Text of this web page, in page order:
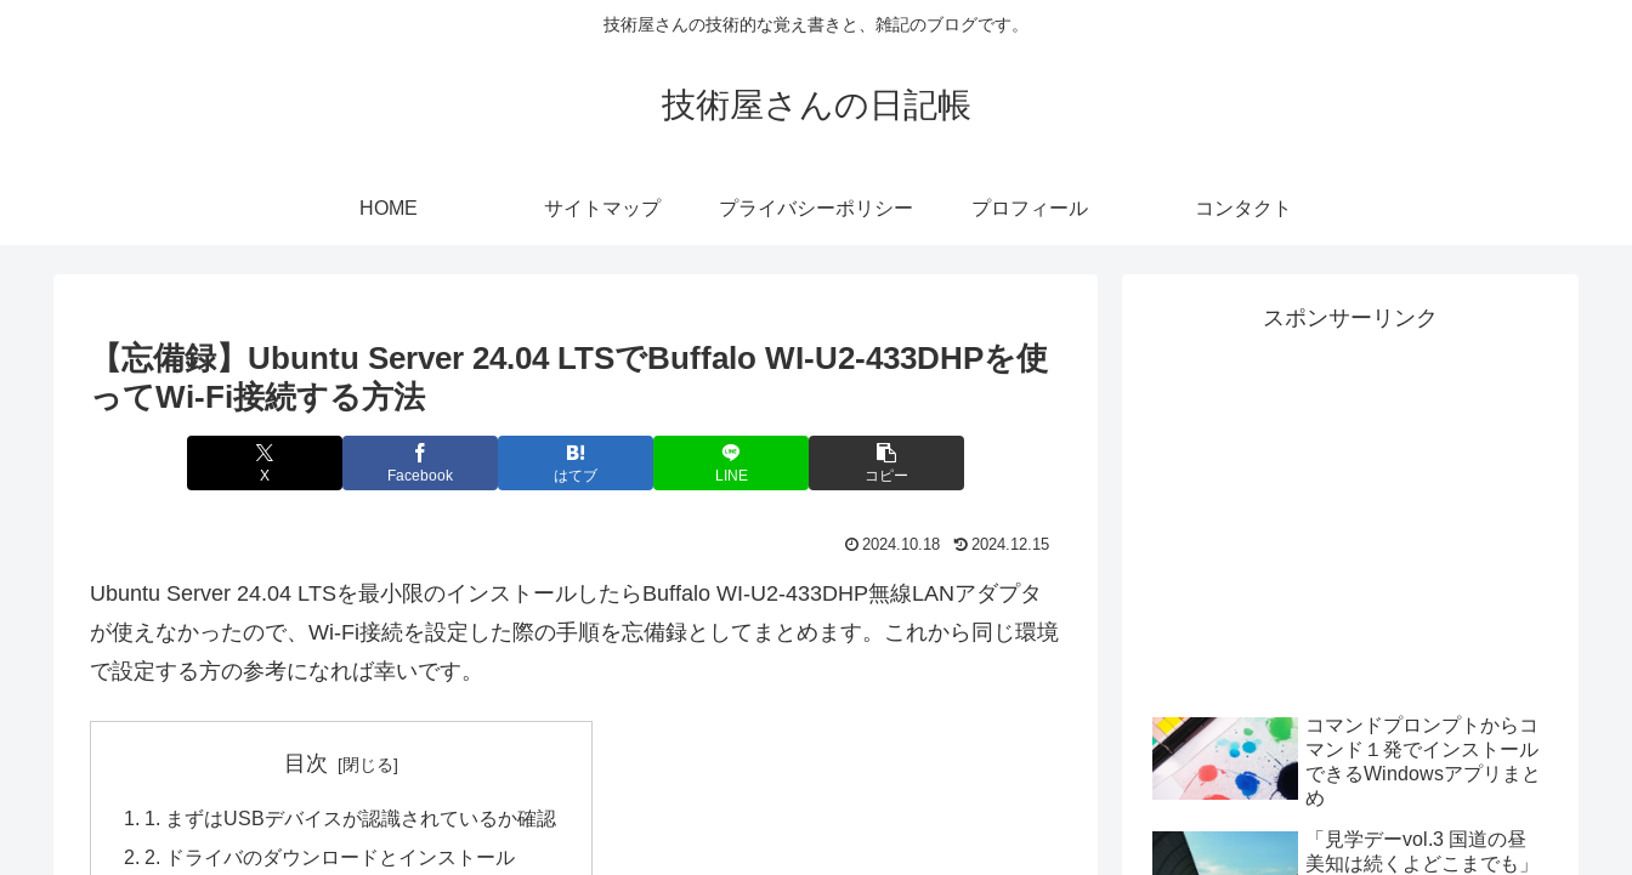
技術屋さんの技術的な覚え書きと、雑記のブログです。
技術屋さんの日記帳
HOME サイトマップ プライバシーポリシー プロフィール コンタクト
【忘備録】Ubuntu Server 24.04 LTSでBuffalo WI-U2-433DHPを使
ってWi-Fi接続する方法
X Facebook はてブ LINE コピー
2024.10.18 2024.12.15
Ubuntu Server 24.04 LTSを最小限のインストールしたらBuffalo WI-U2-433DHP無線LANアダプタ
が使えなかったので、Wi-Fi接続を設定した際の手順を忘備録としてまとめます。これから同じ環境
で設定する方の参考になれば幸いです。
目次
1. まずはUSBデバイスが認識されているか確認
2. ドライバのダウンロードとインストール
スポンサーリンク
コマンドプロンプトからコ
マンド１発でインストール
できるWindowsアプリまと
め
「見学デーvol.3 国道の昼
美知は続くよどこまでも」